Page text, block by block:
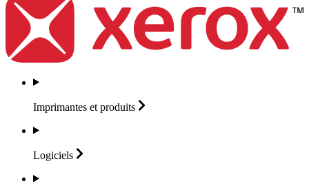
Imprimantes et produits
Logiciels